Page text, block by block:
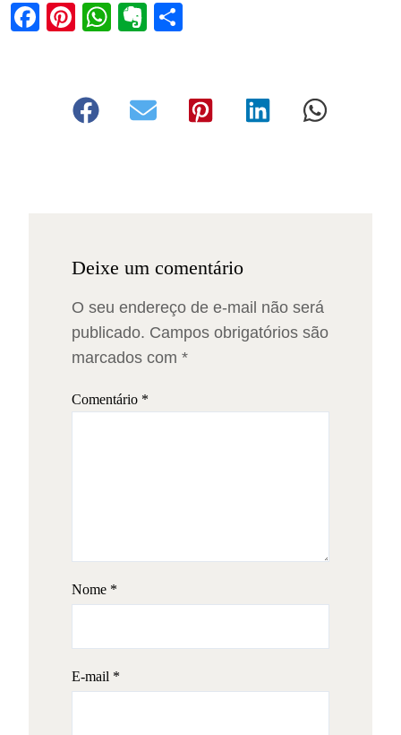
Facebook
Pinterest
WhatsApp
Evernote
Deixe um comentário
O seu endereço de e-mail não será
publicado. Campos obrigatórios são
marcados com *
Comentário *
Nome *
E-mail *